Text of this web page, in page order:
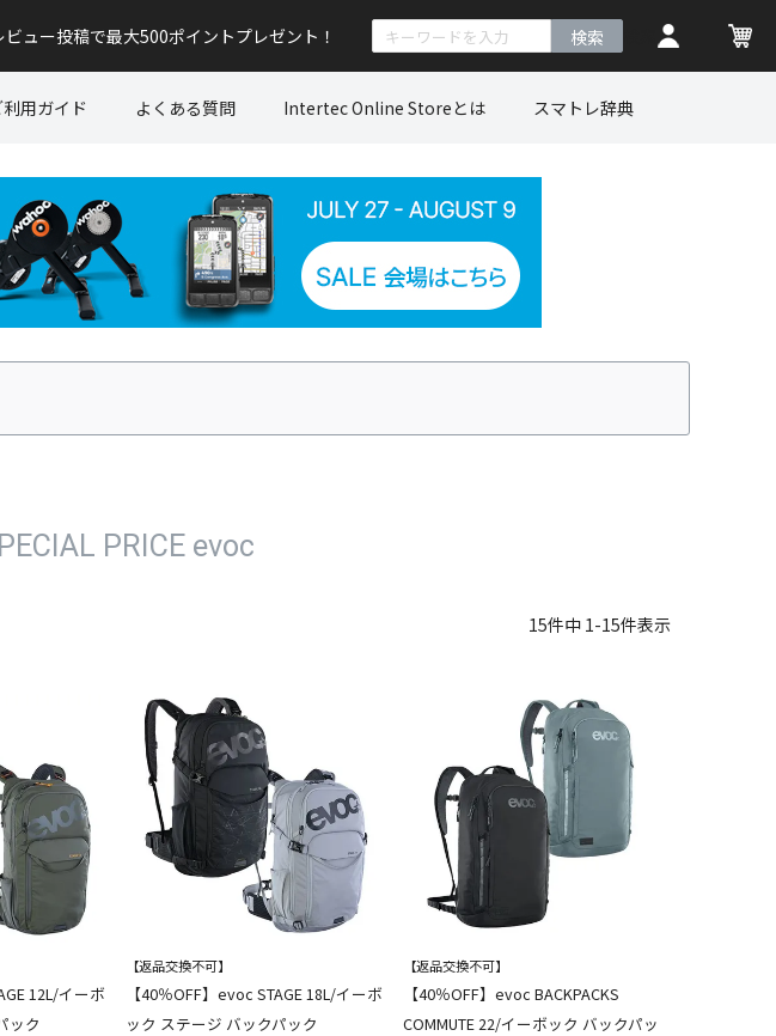
ビュー投稿で最大500ポイントプレゼント！
利用ガイド よくある質問 Intertec Online Storeとは スマトレ辞典
PRICE evoc
15件中 1-15件表示
12L/イーボ
ック
【返品交換不可】
【40％OFF】evoc STAGE 18L/イーボ
ック ステージ バックパック
【返品交換不可】
【40％OFF】evoc BACKPACKS
COMMUTE 22/イーボック バックパッ